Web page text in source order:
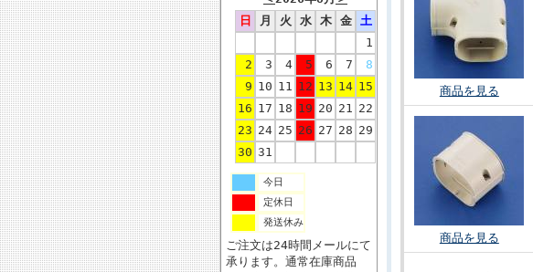
日
月 火 水 木 金
土
1
2
3 4 5 6 7
8
9 10 11 12 13 14 15
16 17 18 19 20 21 22
23 24 25 26 27 28 29
30 31
今日
定休日
発送休み
ご注文は24時間メールにて
承ります。通常在庫商品
商品を見る
商品を見る